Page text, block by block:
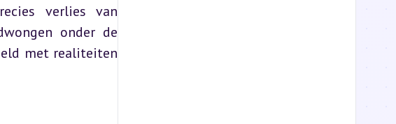
verlies van
onder de
met realiteiten